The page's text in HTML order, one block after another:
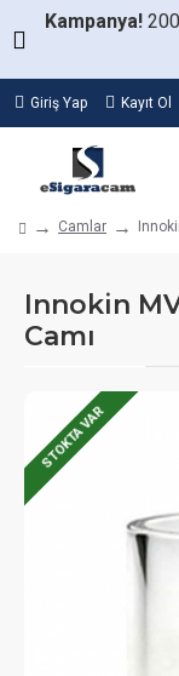
Kampanya!
Giriş Yap Kayıt Ol
Camlar
Innokin
Camı
STOKTA VAR